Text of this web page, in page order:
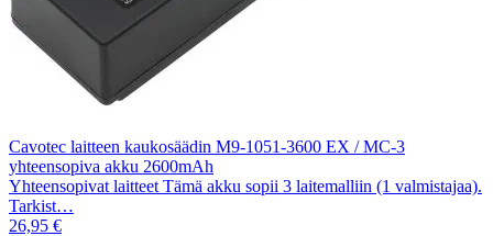
Cavotec laitteen kaukosäädin M9-1051-3600 EX / MC-3
yhteensopiva akku 2600mAh
Yhteensopivat laitteet Tämä akku sopii 3 laitemalliin (1 valmistajaa).
Tarkist…
26,95 €